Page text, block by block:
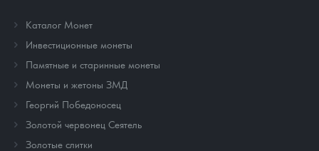
Каталог Монет
Инвестиционные монеты
Памятные и старинные монеты
Монеты и жетоны ЗМД
Георгий Победоносец
Золотой червонец Сеятель
Золотые слитки